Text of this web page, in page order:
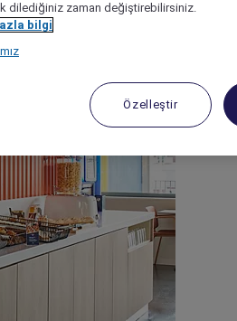
dilediğiniz zaman değiştirebilirsiniz.
bilgi
Özelleştir